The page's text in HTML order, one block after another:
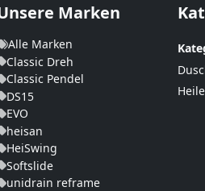
Marken
Alle Marken
Classic Dreh
Classic Pendel
DS15
EVO
heisan
HeiSwing
Softslide
unidrain reframe